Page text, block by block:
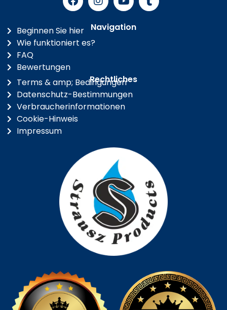
Navigation
Beginnen Sie hier
Wie funktioniert es?
FAQ
Bewertungen
Rechtliches
Terms & amp; Bedingungen
Datenschutz-Bestimmungen
Verbraucherinformationen
Cookie-Hinweis
Impressum